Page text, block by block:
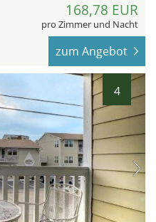
168,78 EUR
pro Zimmer und Nacht
zum Angebot
4